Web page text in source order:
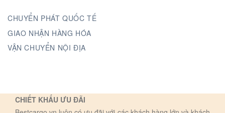
CHUYỂN PHÁT QUỐC TẾ
GIAO NHẬN HÀNG HÓA
VẬN CHUYỂN NỘI ĐỊA
CHIẾT KHẤU ƯU ĐÃI